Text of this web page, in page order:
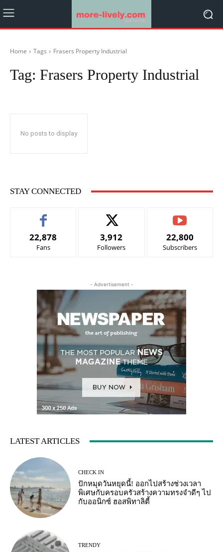
Home Tags Frasers Property Industrial
Tag: Frasers Property Industrial
No posts to display
STAY CONNECTED
22,878
Fans
3,912
Followers
22,800
Subscribers
- Advertisement -
LATEST ARTICLES
CHECK IN
ปักหมุดวันหยุดนี้! ออกไปสร้างช่วงเวลา
พิเศษกับครอบครัวสร้างความทรงจำดีๆ ไป
กับออนิกซ์ ฮอสพิทาลิตี้
TRENDY